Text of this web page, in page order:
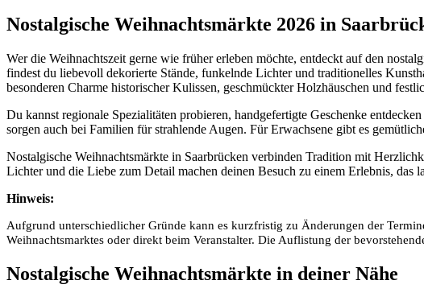
Nostalgische Weihnachtsmärkte 2026 in
Wer die Weihnachtszeit gerne wie früher erleben möchte, entdeckt auf den
findest du liebevoll dekorierte Stände, funkelnde Lichter und traditionelles
besonderen Charme historischer Kulissen, geschmückter Holzhäuschen und
Du kannst regionale Spezialitäten probieren, handgefertigte Geschenke
sorgen auch bei Familien für strahlende Augen. Für Erwachsene gibt es
Nostalgische Weihnachtsmärkte in Saarbrücken verbinden Tradition mit
Lichter und die Liebe zum Detail machen deinen Besuch zu einem Erlebnis, das
Hinweis:
Aufgrund unterschiedlicher Gründe kann es kurzfristig zu Änderungen der
Weihnachtsmarktes oder direkt beim Veranstalter. Die Auflistung der
Nostalgische Weihnachtsmärkte in deiner Nähe